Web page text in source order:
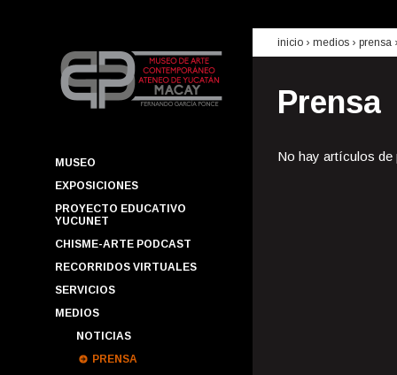
MUSEO
EXPOSICIONES
PROYECTO EDUCATIVO
YUCUNET
CHISME-ARTE PODCAST
RECORRIDOS VIRTUALES
SERVICIOS
MEDIOS
NOTICIAS
PRENSA
inicio › medios › prensa
Prensa
No hay artículos de